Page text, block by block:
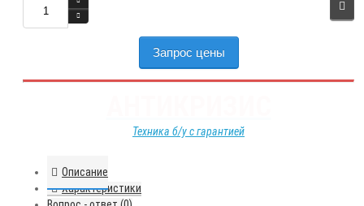
Запрос цены
Техника б/у с гарантией
Описание
Характеристики